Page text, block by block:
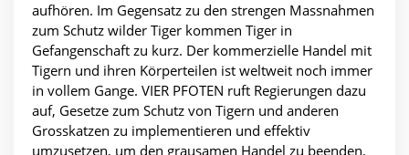
aufhören. Im Gegensatz zu den strengen Massnahmen
zum Schutz wilder Tiger kommen Tiger in
Gefangenschaft zu kurz. Der kommerzielle Handel mit
Tigern und ihren Körperteilen ist weltweit noch immer
in vollem Gange. VIER PFOTEN ruft Regierungen dazu
auf, Gesetze zum Schutz von Tigern und anderen
Grosskatzen zu implementieren und effektiv
umzusetzen, um den grausamen Handel zu beenden.